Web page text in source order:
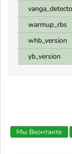
warmup_rbs
whb_version
yb_version
Мы Вконтакте